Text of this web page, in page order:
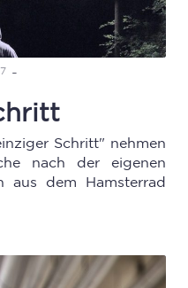
-
Schritt" nehmen
nach der eigenen
aus dem Hamsterrad